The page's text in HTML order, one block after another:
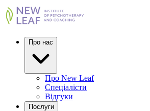
Про нас
Про New Leaf
Спеціалісти
Відгуки
Послуги